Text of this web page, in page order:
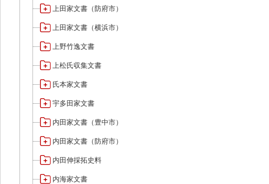
上田家文書（防府市）
上田家文書（横浜市）
上野竹逸文書
上松氏収集文書
氏本家文書
宇多田家文書
内田家文書（豊中市）
内田家文書（防府市）
内田伸採拓史料
内海家文書